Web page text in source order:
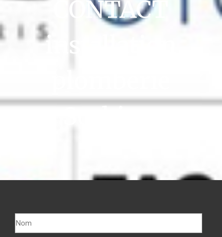
CONTACT
installation